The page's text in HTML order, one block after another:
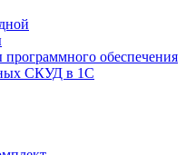
обеспечения
СКУД в 1С